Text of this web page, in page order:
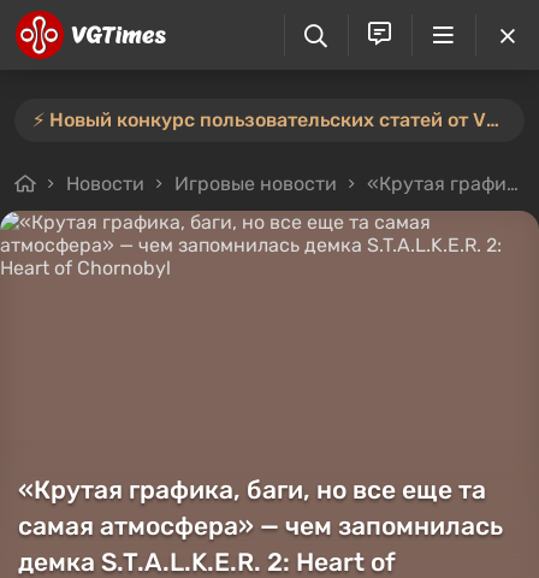
⚡️ Новый конкурс пользовательских статей от VGTimes — участвуйте тут ⚡️
Новости Игровые новости «Крутая графика, баги, но все еще та самая атмосфера» — чем запомнилась демка S.T.A.L.K.E.R. 2: Heart of Chornobyl
«Крутая графика, баги, но все еще та
самая атмосфера» — чем запомнилась
демка S.T.A.L.K.E.R. 2: Heart of